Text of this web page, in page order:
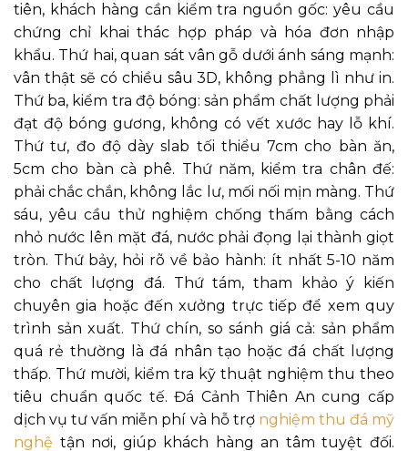
tiên, khách hàng cần kiểm tra nguồn gốc: yêu cầu
chứng chỉ khai thác hợp pháp và hóa đơn nhập
khẩu. Thứ hai, quan sát vân gỗ dưới ánh sáng mạnh:
vân thật sẽ có chiều sâu 3D, không phẳng lì như in.
Thứ ba, kiểm tra độ bóng: sản phẩm chất lượng phải
đạt độ bóng gương, không có vết xước hay lỗ khí.
Thứ tư, đo độ dày slab tối thiểu 7cm cho bàn ăn,
5cm cho bàn cà phê. Thứ năm, kiểm tra chân đế:
phải chắc chắn, không lắc lư, mối nối mịn màng. Thứ
sáu, yêu cầu thử nghiệm chống thấm bằng cách
nhỏ nước lên mặt đá, nước phải đọng lại thành giọt
tròn. Thứ bảy, hỏi rõ về bảo hành: ít nhất 5-10 năm
cho chất lượng đá. Thứ tám, tham khảo ý kiến
chuyên gia hoặc đến xưởng trực tiếp để xem quy
trình sản xuất. Thứ chín, so sánh giá cả: sản phẩm
quá rẻ thường là đá nhân tạo hoặc đá chất lượng
thấp. Thứ mười, kiểm tra kỹ thuật nghiệm thu theo
tiêu chuẩn quốc tế. Đá Cảnh Thiên An cung cấp
dịch vụ tư vấn miễn phí và hỗ trợ nghiệm thu đá mỹ
nghệ tận nơi, giúp khách hàng an tâm tuyệt đối.